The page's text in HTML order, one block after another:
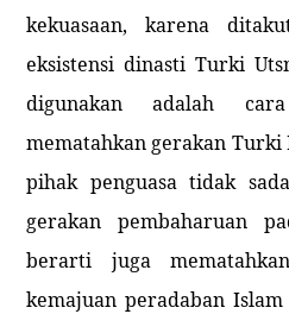
kekuasaan, karena
eksistensi dinasti Turki
digunakan adalah
mematahkan gerakan
pihak penguasa tidak
gerakan pembaharuan
berarti juga
kemajuan peradaban